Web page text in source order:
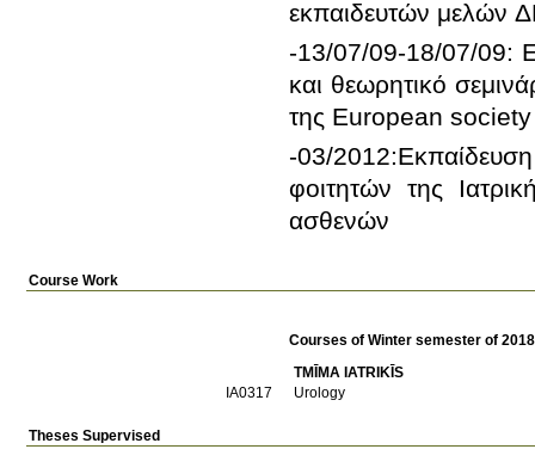
-13/07/09-18/07/09:
και θεωρητικό
-03/
φοιτητών της
ασθενών
Course Work
Courses of Winter semester of
TMĪMA IATRIKĪS
ΙΑ0317
Urology
Theses Supervised